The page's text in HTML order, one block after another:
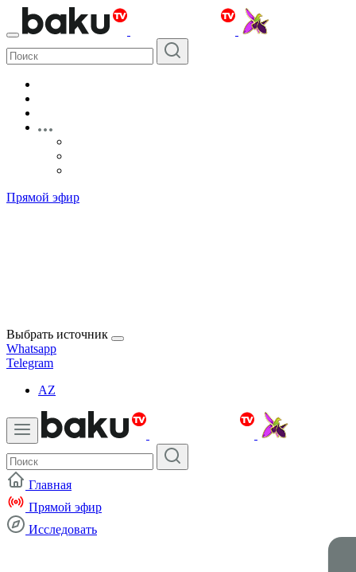
Прямой эфир
Выбрать источник
Whatsapp
Telegram
AZ
Главная
Прямой эфир
Исследовать